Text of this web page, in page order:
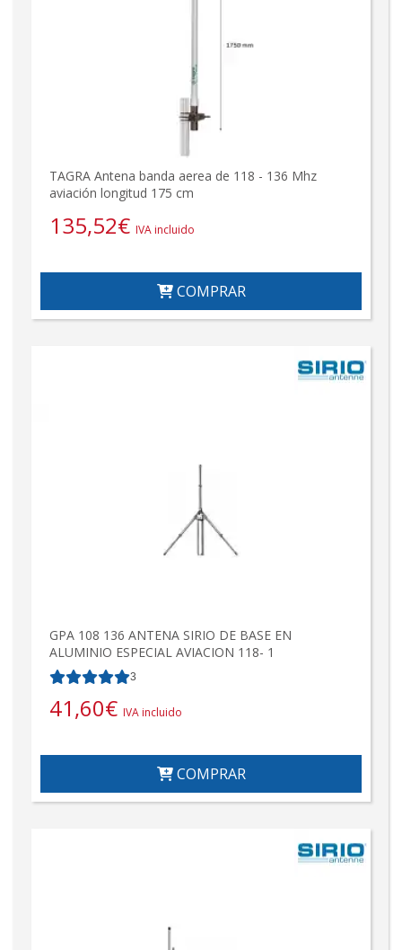
TAGRA Antena banda aerea de 118 - 136 Mhz
aviación longitud 175 cm
135,52€ IVA incluido
COMPRAR
GPA 108 136 ANTENA SIRIO DE BASE EN
ALUMINIO ESPECIAL AVIACION 118- 1
3
41,60€ IVA incluido
COMPRAR